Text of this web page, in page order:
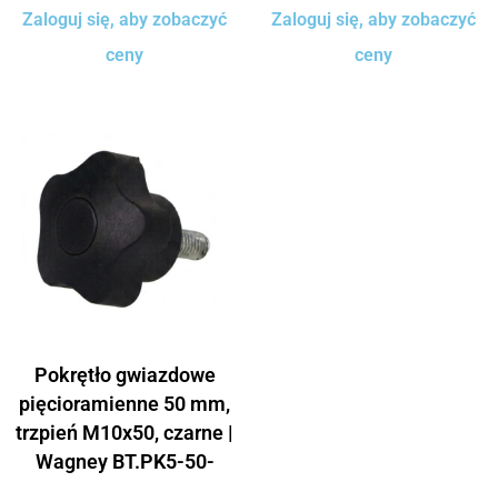
Zaloguj się, aby zobaczyć
ceny
Zaloguj się, aby zobaczyć
ceny
Pokrętło gwiazdowe
pięcioramienne 50 mm,
trzpień M10x50, czarne |
Wagney BT.PK5-50-